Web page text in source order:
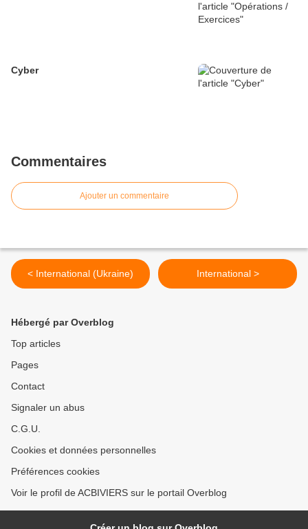
Cyber
Commentaires
Ajouter un commentaire
< International (Ukraine) International >
Hébergé par Overblog
Top articles
Pages
Contact
Signaler un abus
C.G.U.
Cookies et données personnelles
Préférences cookies
Voir le profil de ACBIVIERS sur le portail Overblog